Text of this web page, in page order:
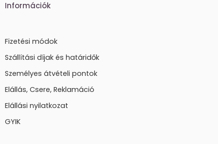
Információk
Fizetési módok
Szállítási díjak és határidők
Személyes átvételi pontok
Elállás, Csere, Reklamáció
Elállási nyilatkozat
GYIK